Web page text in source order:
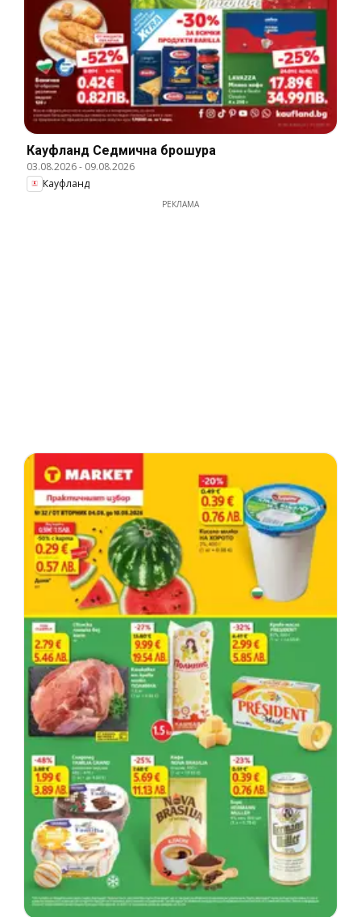
Кауфланд Cедмична брошура
03.08.2026- 09.08.2026
Кауфланд
РЕКЛАМА